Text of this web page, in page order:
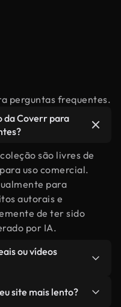
perguntas frequentes.
da Coverr para
são livres de
uso comercial.
para
autorais e
de ter sido
por IA.
ou vídeos
humanos,
site mais lento?